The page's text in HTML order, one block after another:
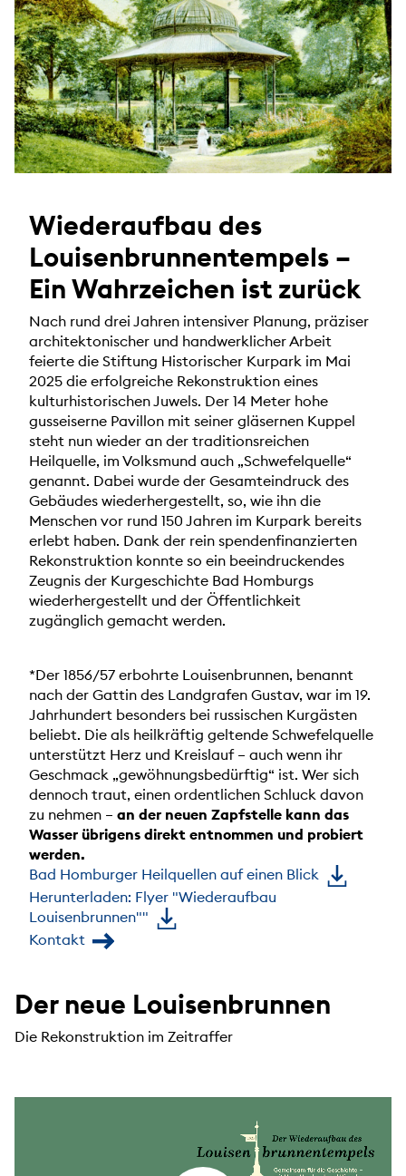
Wiederaufbau des
Louisenbrunnentempels –
Ein Wahrzeichen ist zurück
Nach rund drei Jahren intensiver Planung, präziser
architektonischer und handwerklicher Arbeit
feierte die Stiftung Historischer Kurpark im Mai
2025 die erfolgreiche Rekonstruktion eines
kulturhistorischen Juwels. Der 14 Meter hohe
gusseiserne Pavillon mit seiner gläsernen Kuppel
steht nun wieder an der traditionsreichen
Heilquelle, im Volksmund auch „Schwefelquelle“
genannt. Dabei wurde der Gesamteindruck des
Gebäudes wiederhergestellt, so, wie ihn die
Menschen vor rund 150 Jahren im Kurpark bereits
erlebt haben. Dank der rein spendenfinanzierten
Rekonstruktion konnte so ein beeindruckendes
Zeugnis der Kurgeschichte Bad Homburgs
wiederhergestellt und der Öffentlichkeit
zugänglich gemacht werden.
*Der 1856/57 erbohrte Louisenbrunnen, benannt
nach der Gattin des Landgrafen Gustav, war im 19.
Jahrhundert besonders bei russischen Kurgästen
beliebt. Die als heilkräftig geltende Schwefelquelle
unterstützt Herz und Kreislauf – auch wenn ihr
Geschmack „gewöhnungsbedürftig“ ist. Wer sich
dennoch traut, einen ordentlichen Schluck davon
zu nehmen – an der neuen Zapfstelle kann das
Wasser übrigens direkt entnommen und probiert
werden.
Bad Homburger Heilquellen auf einen Blick
Herunterladen: Flyer "Wiederaufbau
Louisenbrunnen""
Kontakt
Der neue Louisenbrunnen
Die Rekonstruktion im Zeitraffer